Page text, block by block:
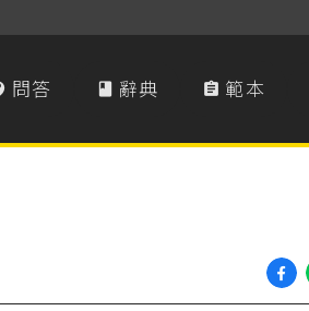
問答  辭典  範本